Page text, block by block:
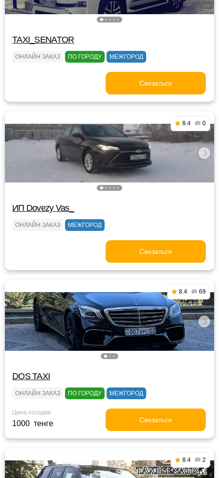
TAXI_SENATOR
ОНЛАЙН ЗАКАЗ ПО ГОРОДУ МЕЖГОРОД
Связаться
8.4 0
ИП Dovezy Vas_
ОНЛАЙН ЗАКАЗ МЕЖГОРОД
Связаться
8.4 69
DOS TAXI
ОНЛАЙН ЗАКАЗ ПО ГОРОДУ МЕЖГОРОД
Цена посадки
1000 тенге Связаться
8.4 2